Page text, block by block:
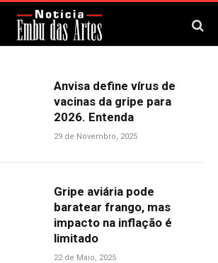
Anvisa define vírus de
vacinas da gripe para
2026. Entenda
29 de Novembro, 2025
Gripe aviária pode
baratear frango, mas
impacto na inflação é
limitado
22 de Maio, 2025